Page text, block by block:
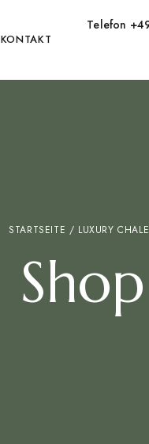
KONTAKT
Telefon
STARTSEITE / LUXURY
Shop